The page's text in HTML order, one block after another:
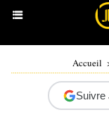
Accueil
Suivre